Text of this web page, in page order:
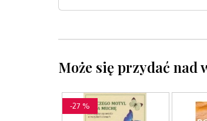
Może się przydać nad